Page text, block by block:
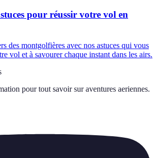
pour réussir votre vol en
des montgolfières avec nos astuces qui vous
vol et à savourer chaque instant dans les airs.
pour tout savoir sur aventures aeriennes.